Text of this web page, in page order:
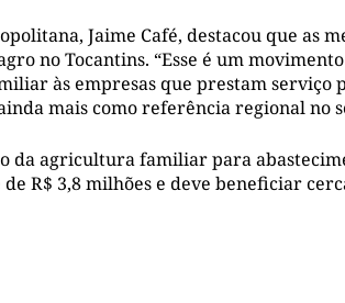
Jaime Café, destacou que as
no Tocantins. “Esse é um
às empresas que prestam serviço
mais como referência regional no
da agricultura familiar para
R$ 3,8 milhões e deve beneficiar